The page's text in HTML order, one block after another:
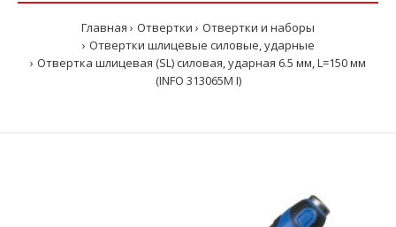
Главная Отвертки
Отвертки и наборы
Отвертки шлицевые силовые, ударные
Отвертка шлицевая (SL) силовая, ударная 6.5 мм, L=150 мм
(INFO 313065M I)